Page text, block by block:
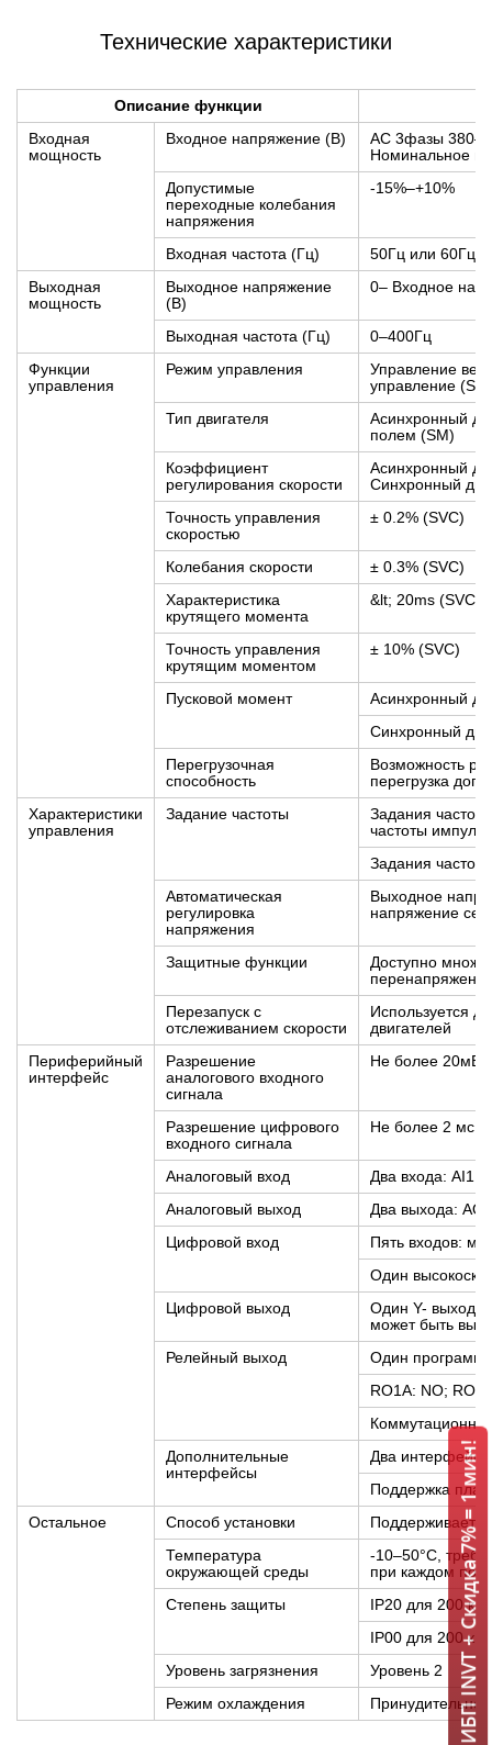
Технические характеристики
Описание функции
Входная
мощность
Входное напряжение (В)
AC 3фазы
Номинальное
Допустимые
переходные колебания
напряжения
-15%–+10%
Входная частота (Гц)
50Гц или 60Гц;
Выходная
мощность
Выходное напряжение
(В)
0– Входное
Выходная частота (Гц)
0–400Гц
Функции
управления
Режим управления
Управление
управление
Тип двигателя
Асинхронный
полем (SM)
Коэффициент
регулирования скорости
Асинхронный
Синхронный
Точность управления
скоростью
± 0.2% (SVC)
Колебания скорости
± 0.3% (SVC)
Характеристика
крутящего момента
&lt; 20ms (SVC)
Точность управления
крутящим моментом
± 10% (SVC)
Пусковой момент
Асинхронный
Синхронный
Перегрузочная
способность
Возможность
перегрузка
Характеристики
управления
Задание частоты
Задания
частоты
Задания
Автоматическая
регулировка
напряжения
Выходное
напряжение
Защитные функции
Доступно
Перезапуск с
отслеживанием скорости
Используется
двигателей
Периферийный
интерфейс
Разрешение
аналогового входного
сигнала
Не более 20мВ
Разрешение цифрового
входного сигнала
Не более 2 мс
Аналоговый вход
Два входа: AI1:
Аналоговый выход
Два выхода:
Цифровой вход
Пять входов:
Один
Цифровой выход
Один Y- выход с
может быть
Релейный выход
Один
RO1A: NO;
Дополнительные
интерфейсы
Два
Поддержка плат
Остальное
Способ установки
Поддерживает
Температура
окружающей среды
-10–50°C,
при каждом
Степень защиты
IP20 для 200
IP00 для 200
Уровень загрязнения
Уровень 2
Режим охлаждения
ИБП INVT + Скидка 7% = 1 мин!